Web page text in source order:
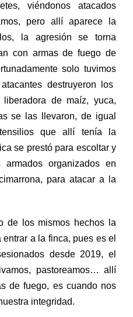
viéndonos atacados
pero allí aparece la
la agresión se torna
con armas de fuego de
solo tuvimos
destruyeron los
de maíz, yuca,
se las llevaron, de igual
que allí tenía la
se prestópara escoltar y
organizados en
para atacar a la
de l osmismos hechos la
entrar a la finca, pues es el
os desde 2019,el
pastoreamos… allí
de fuego, es cuando nos
integridad.